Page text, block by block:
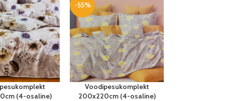
(4-osaline)
-55%
Voodipesukomplekt
200x220cm (4-osaline)